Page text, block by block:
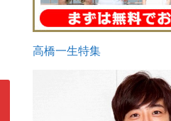
高橋一生特集